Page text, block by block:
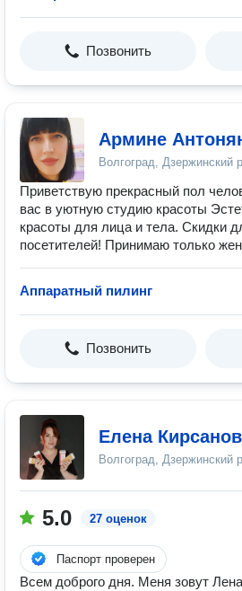
Позвонить
Армине
Волгоград, Дзержинский
Приветствую прекрасный пол
вас в уютную студию красоты
красоты для лица и тела. Скидки
посетителей! Принимаю только
Аппаратный пилинг
Позвонить
Елена
Волгоград, Дзержинский
5.0 27 оценок
Паспорт проверен
Всем доброго дня. Меня зовут